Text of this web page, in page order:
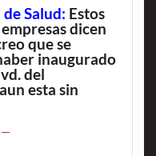
Salud: Estos
dicen
que se
inaugurado
del
esta sin